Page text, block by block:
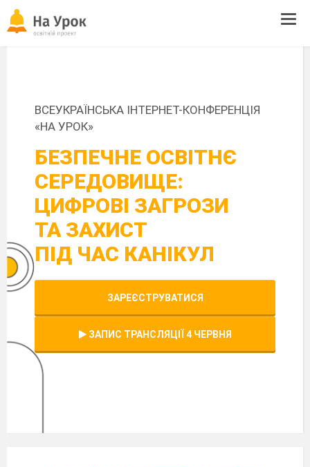
ВСЕУКРАЇНСЬКА ІНТЕРНЕТ-КОНФЕРЕНЦІЯ
«НА УРОК»
БЕЗПЕЧНЕ ОСВІТНЄ
СЕРЕДОВИЩЕ:
ЦИФРОВІ ЗАГРОЗИ
ТА ЗАХИСТ
ПІД ЧАС КАНІКУЛ
ЗАРЕЄСТРУВАТИСЯ
ЗАПИС ТРАНСЛЯЦІЇ 4 ЧЕРВНЯ